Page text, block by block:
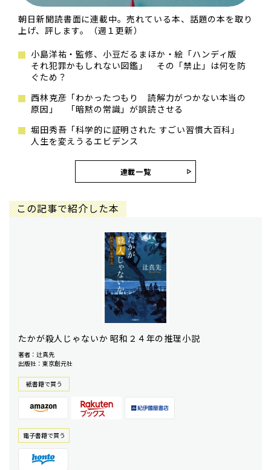
朝日新聞読書面に連載中。売れている本、話題の本を取り
上げ、評します。（週１更新）
小島洋祐・監修、小豆だるまほか・絵「ハンディ版
それ犯罪かもしれない図鑑」 その「禁止」は何を防
ぐため？
西林克彦「わかったつもり 読解力がつかない本当の
原因」 「暗黙の常識」が誤読させる
堀田秀吾「科学的に証明された すごい習慣大百科」
人生を変えうるエビデンス
連載一覧
この記事で紹介した本
たかが殺人じゃないか 昭和２４年の推理小説
著者：辻真先
出版社：東京創元社
紙書籍で買う
電⼦書籍で買う